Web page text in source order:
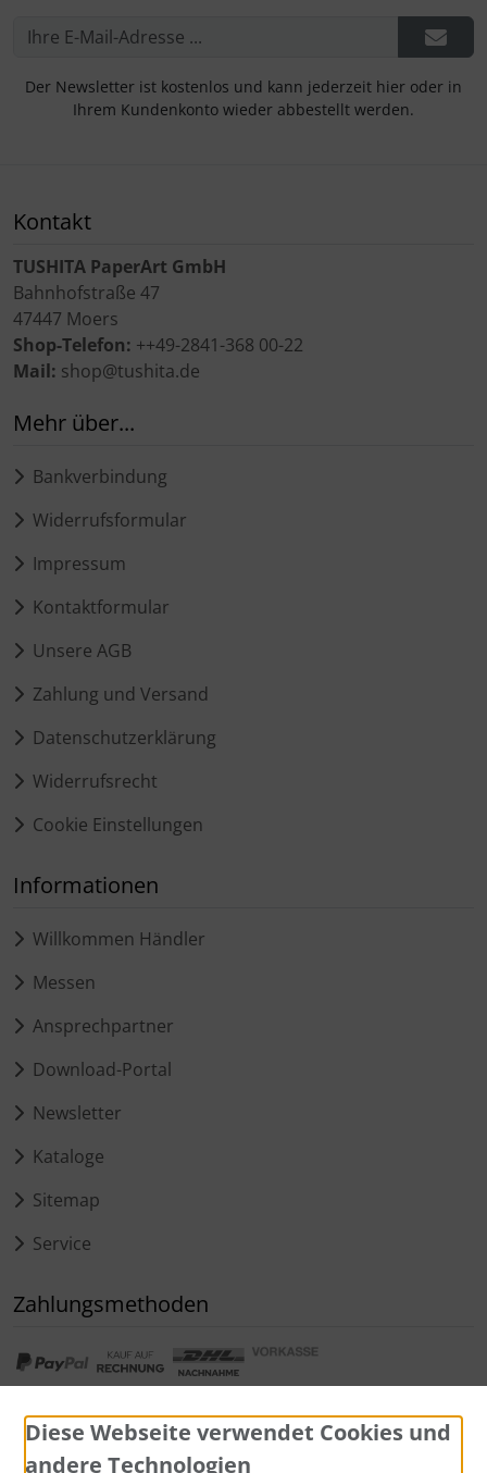
Der Newsletter ist kostenlos und kann jederzeit hier oder in
Ihrem Kundenkonto wieder abbestellt werden.
Kontakt
TUSHITA PaperArt GmbH
Bahnhofstraße 47
47447 Moers
Shop-Telefon: ++49-2841-368 00-22
Mail: shop@tushita.de
Mehr über...
Bankverbindung
Widerrufsformular
Impressum
Kontaktformular
Unsere AGB
Zahlung und Versand
Datenschutzerklärung
Widerrufsrecht
Cookie Einstellungen
Informationen
Willkommen Händler
Messen
Ansprechpartner
Download-Portal
Newsletter
Kataloge
Sitemap
Service
Zahlungsmethoden
Diese Webseite verwendet Cookies und
andere Technologien